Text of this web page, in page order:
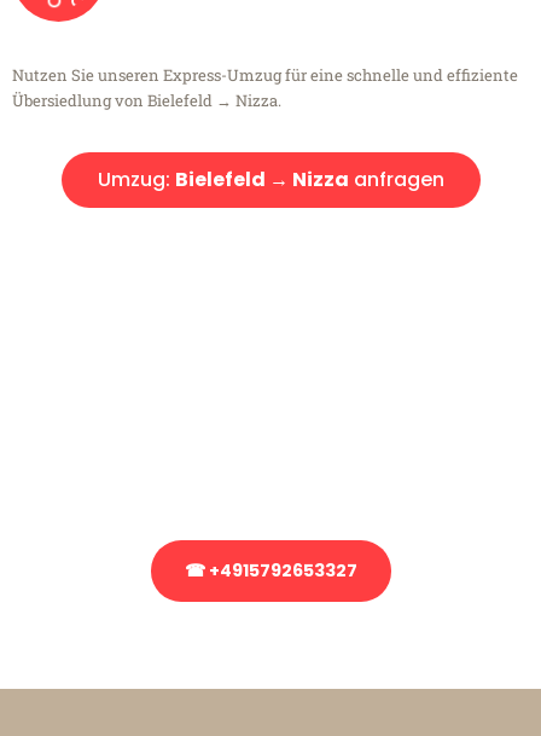
Nutzen Sie unseren Express-Umzug für eine schnelle und effiziente
Übersiedlung von Bielefeld → Nizza.
Umzug: Bielefeld → Nizza anfragen
☎ +4915792653327